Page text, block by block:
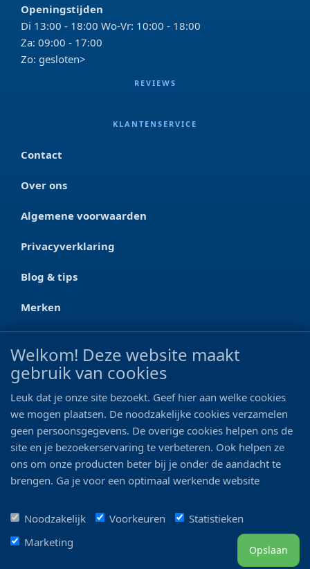
Openingstijden
Di 13:00 - 18:00 Wo-Vr: 10:00 - 18:00
Za: 09:00 - 17:00
Zo: gesloten>
REVIEWS
KLANTENSERVICE
Contact
Over ons
Algemene voorwaarden
Privacyverklaring
Blog & tips
Merken
CONTACT
Ootmarsumseweg 125a
0546 - 622 990
06 - 11 19 81 42
info@bo-vis.nl
Welkom! Deze website maakt
gebruik van cookies
Leuk dat je onze site bezoekt. Geef hier aan welke cookies
we mogen plaatsen. De noodzakelijke cookies verzamelen
geen persoonsgegevens. De overige cookies helpen ons de
site en je bezoekerservaring te verbeteren. Ook helpen ze
ons om onze producten beter bij je onder de aandacht te
brengen. Ga je voor een optimaal werkende website
Noodzakelijk
Voorkeuren
Statistieken
Marketing
Opslaan